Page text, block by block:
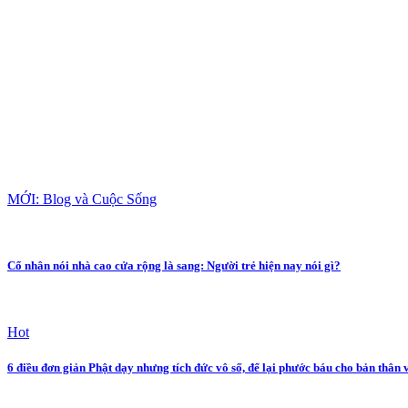
MỚI: Blog và Cuộc Sống
Cổ nhân nói nhà cao cửa rộng là sang: Người trẻ hiện nay nói gì?
Hot
6 điều đơn giản Phật dạy nhưng tích đức vô số, để lại phước báu cho bản thân